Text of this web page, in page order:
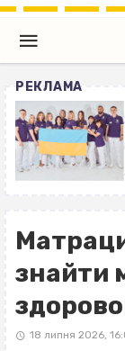
РЕКЛАМА
знайти
18 липня 2026,